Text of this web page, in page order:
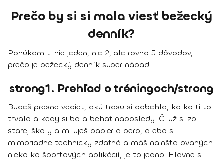
Prečo by si si mala viesť bežecký
denník?
Ponúkam ti nie jeden, nie 2, ale rovno 5 dôvodov,
prečo je bežecký denník super nápad.
strong1. Prehľad o tréningoch/strong
Budeš presne vedieť, akú trasu si odbehla, koľko ti to
trvalo a kedy si bola behať naposledy. Či už si zo
starej školy a miluješ papier a pero, alebo si
mimoriadne technicky zdatná a máš nainštalovaných
niekoľko športových aplikácií, je to jedno. Hlavne si